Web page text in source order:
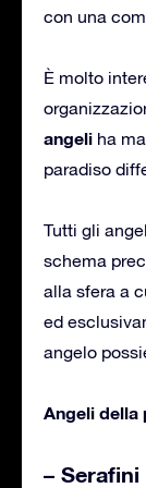
con una
È molto
angeli ha
paradiso
Tutti gli
schema
alla sfera a
ed
angelo
Angeli della
– Serafini